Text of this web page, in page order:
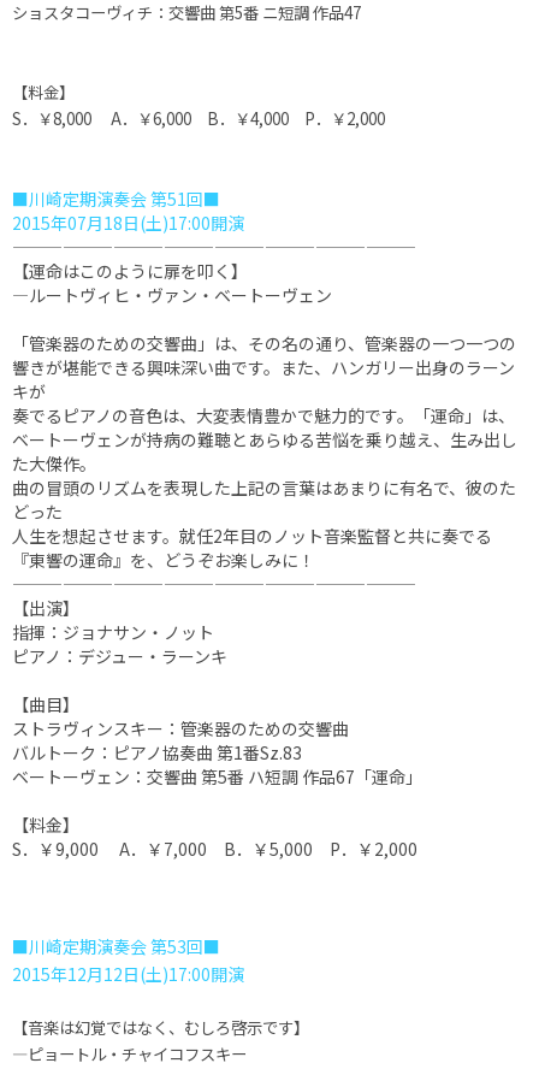
ショスタコーヴィチ：交響曲 第5番 ニ短調 作品47
【料金】
S．￥8,000 A．￥6,000 B．￥4,000 P．￥2,000
■川崎定期演奏会 第51回■
2015年07月18日(土)17:00開演
――――――――――――――――――――――――
【運命はこのように扉を叩く】
―ルートヴィヒ・ヴァン・ベートーヴェン
「管楽器のための交響曲」は、その名の通り、管楽器の一つ一つの
響きが堪能できる興味深い曲です。また、ハンガリー出身のラーン
キが
奏でるピアノの音色は、大変表情豊かで魅力的です。「運命」は、
ベートーヴェンが持病の難聴とあらゆる苦悩を乗り越え、生み出し
た大傑作。
曲の冒頭のリズムを表現した上記の言葉はあまりに有名で、彼のた
どった
人生を想起させます。就任2年目のノット音楽監督と共に奏でる
『東響の運命』を、どうぞお楽しみに！
――――――――――――――――――――――――
【出演】
指揮：ジョナサン・ノット
ピアノ：デジュー・ラーンキ
【曲目】
ストラヴィンスキー：管楽器のための交響曲
バルトーク：ピアノ協奏曲 第1番Sz.83
ベートーヴェン：交響曲 第5番 ハ短調 作品67「運命」
【料金】
S．￥9,000 A．￥7,000 B．￥5,000 P．￥2,000
■川崎定期演奏会 第53回■
2015年12月12日(土)17:00開演
【音楽は幻覚ではなく、むしろ啓示です】
―ピョートル・チャイコフスキー